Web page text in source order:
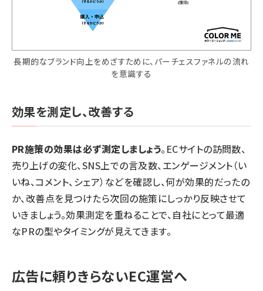
長期的なブランド向上をめざすために、パーチェスファネルの流れ
を意識する
効果を測定し、改善する
PR施策の効果は必ず測定しましょう。ECサイトの訪問数、
売り上げの変化、SNS上での言及数、エンゲージメント（い
いね、コメント、シェア）などを確認し、何が効果的だったの
か、改善点を見つけたら次回の施策にしっかり反映させて
いきましょう。効果測定を重ねることで、自社にとって最適
なPRの型やタイミングが見えてきます。
広告に頼りきらないEC運営へ